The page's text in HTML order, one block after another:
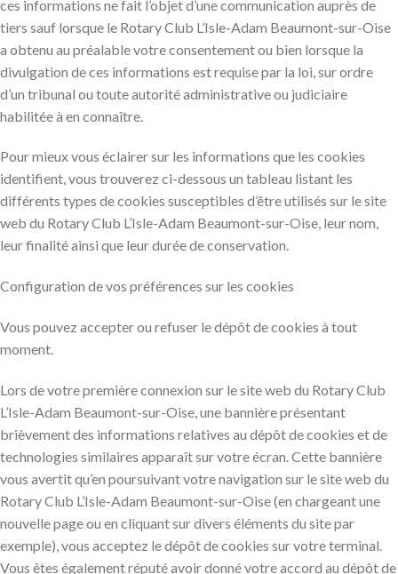
ces informations ne fait l’objet d’une communication auprès de
tiers sauf lorsque le Rotary Club L’Isle-Adam Beaumont-sur-Oise
a obtenu au préalable votre consentement ou bien lorsque la
divulgation de ces informations est requise par la loi, sur ordre
d’un tribunal ou toute autorité administrative ou judiciaire
habilitée à en connaître.
Pour mieux vous éclairer sur les informations que les cookies
identifient, vous trouverez ci-dessous un tableau listant les
différents types de cookies susceptibles d’être utilisés sur le site
web du Rotary Club L’Isle-Adam Beaumont-sur-Oise, leur nom,
leur finalité ainsi que leur durée de conservation.
Configuration de vos préférences sur les cookies
Vous pouvez accepter ou refuser le dépôt de cookies à tout
moment.
Lors de votre première connexion sur le site web du Rotary Club
L’Isle-Adam Beaumont-sur-Oise, une bannière présentant
brièvement des informations relatives au dépôt de cookies et de
technologies similaires apparaît sur votre écran. Cette bannière
vous avertit qu’en poursuivant votre navigation sur le site web du
Rotary Club L’Isle-Adam Beaumont-sur-Oise (en chargeant une
nouvelle page ou en cliquant sur divers éléments du site par
exemple), vous acceptez le dépôt de cookies sur votre terminal.
Vous êtes également réputé avoir donné votre accord au dépôt de